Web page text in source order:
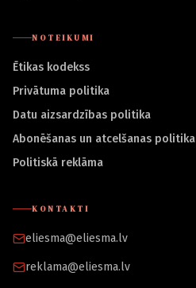
NOTEIKUMI
Ētikas kodekss
Privātuma politika
Datu aizsardzības politika
Abonēšanas un atcelšanas politika
Politiskā reklāma
KONTAKTI
eliesma@eliesma.lv
reklama@eliesma.lv